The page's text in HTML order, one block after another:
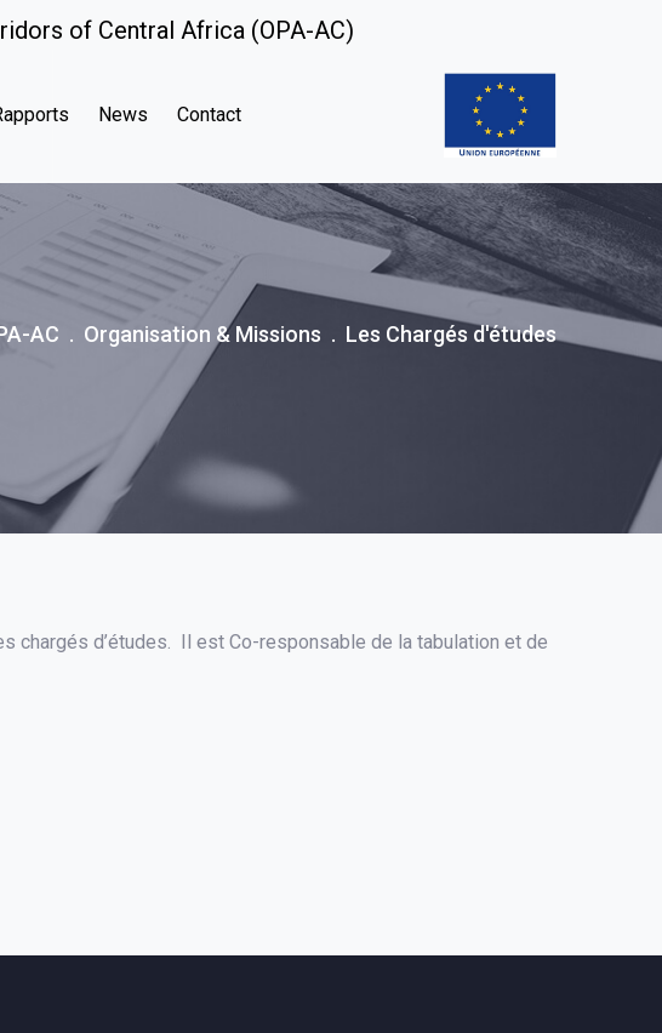
of Central Africa (OPA-AC)
News Contact
AC Organisation & Missions Les Chargés d'études
chargés d’études. Il est Co-responsable de la tabulation et de